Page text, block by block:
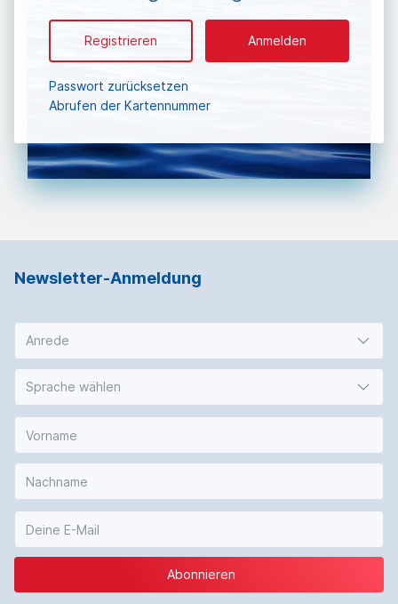
Registrieren Anmelden
Passwort zurücksetzen
Abrufen der Kartennummer
Newsletter-Anmeldung
Anrede
Sprache wählen
Abonnieren